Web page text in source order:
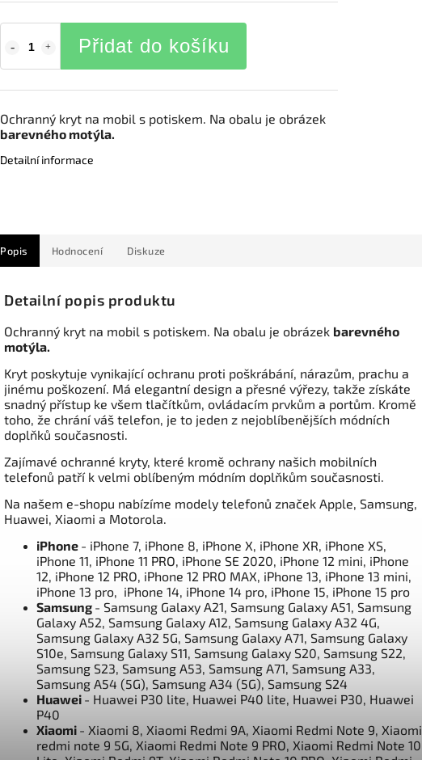
Přidat do košíku
Ochranný kryt na mobil s potiskem. Na obalu je obrázek
barevného motýla.
Detailní informace
Popis Hodnocení Diskuze
Detailní popis produktu
Ochranný kryt na mobil s potiskem. Na obalu je obrázek barevného
motýla.
Kryt poskytuje vynikající ochranu proti poškrábání, nárazům, prachu a
jinému poškození. Má elegantní design a přesné výřezy, takže získáte
snadný přístup ke všem tlačítkům, ovládacím prvkům a portům. Kromě
toho, že chrání váš telefon, je to jeden z nejoblíbenějších módních
doplňků současnosti.
Zajímavé ochranné kryty, které kromě ochrany našich mobilních
telefonů patří k velmi oblíbeným módním doplňkům současnosti.
Na našem e-shopu nabízíme modely telefonů značek Apple, Samsung,
Huawei, Xiaomi a Motorola.
iPhone - iPhone 7, iPhone 8, iPhone X, iPhone XR, iPhone XS,
iPhone 11, iPhone 11 PRO, iPhone SE 2020, iPhone 12 mini, iPhone
12, iPhone 12 PRO, iPhone 12 PRO MAX, iPhone 13, iPhone 13 mini,
iPhone 13 pro, iPhone 14, iPhone 14 pro, iPhone 15, iPhone 15 pro
Samsung - Samsung Galaxy A21, Samsung Galaxy A51, Samsung
Galaxy A52, Samsung Galaxy A12, Samsung Galaxy A32 4G,
Samsung Galaxy A32 5G, Samsung Galaxy A71, Samsung Galaxy
S10e, Samsung Galaxy S11, Samsung Galaxy S20, Samsung S22,
Samsung S23, Samsung A53, Samsung A71, Samsung A33,
Samsung A54 (5G), Samsung A34 (5G), Samsung S24
Huawei - Huawei P30 lite, Huawei P40 lite, Huawei P30, Huawei
P40
Xiaomi - Xiaomi 8, Xiaomi Redmi 9A, Xiaomi Redmi Note 9, Xiaomi
redmi note 9 5G, Xiaomi Redmi Note 9 PRO, Xiaomi Redmi Note 10